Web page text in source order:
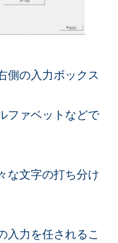
側の入力ボックス
ファベットなどで
な文字の打ち分け
入力を任されるこ